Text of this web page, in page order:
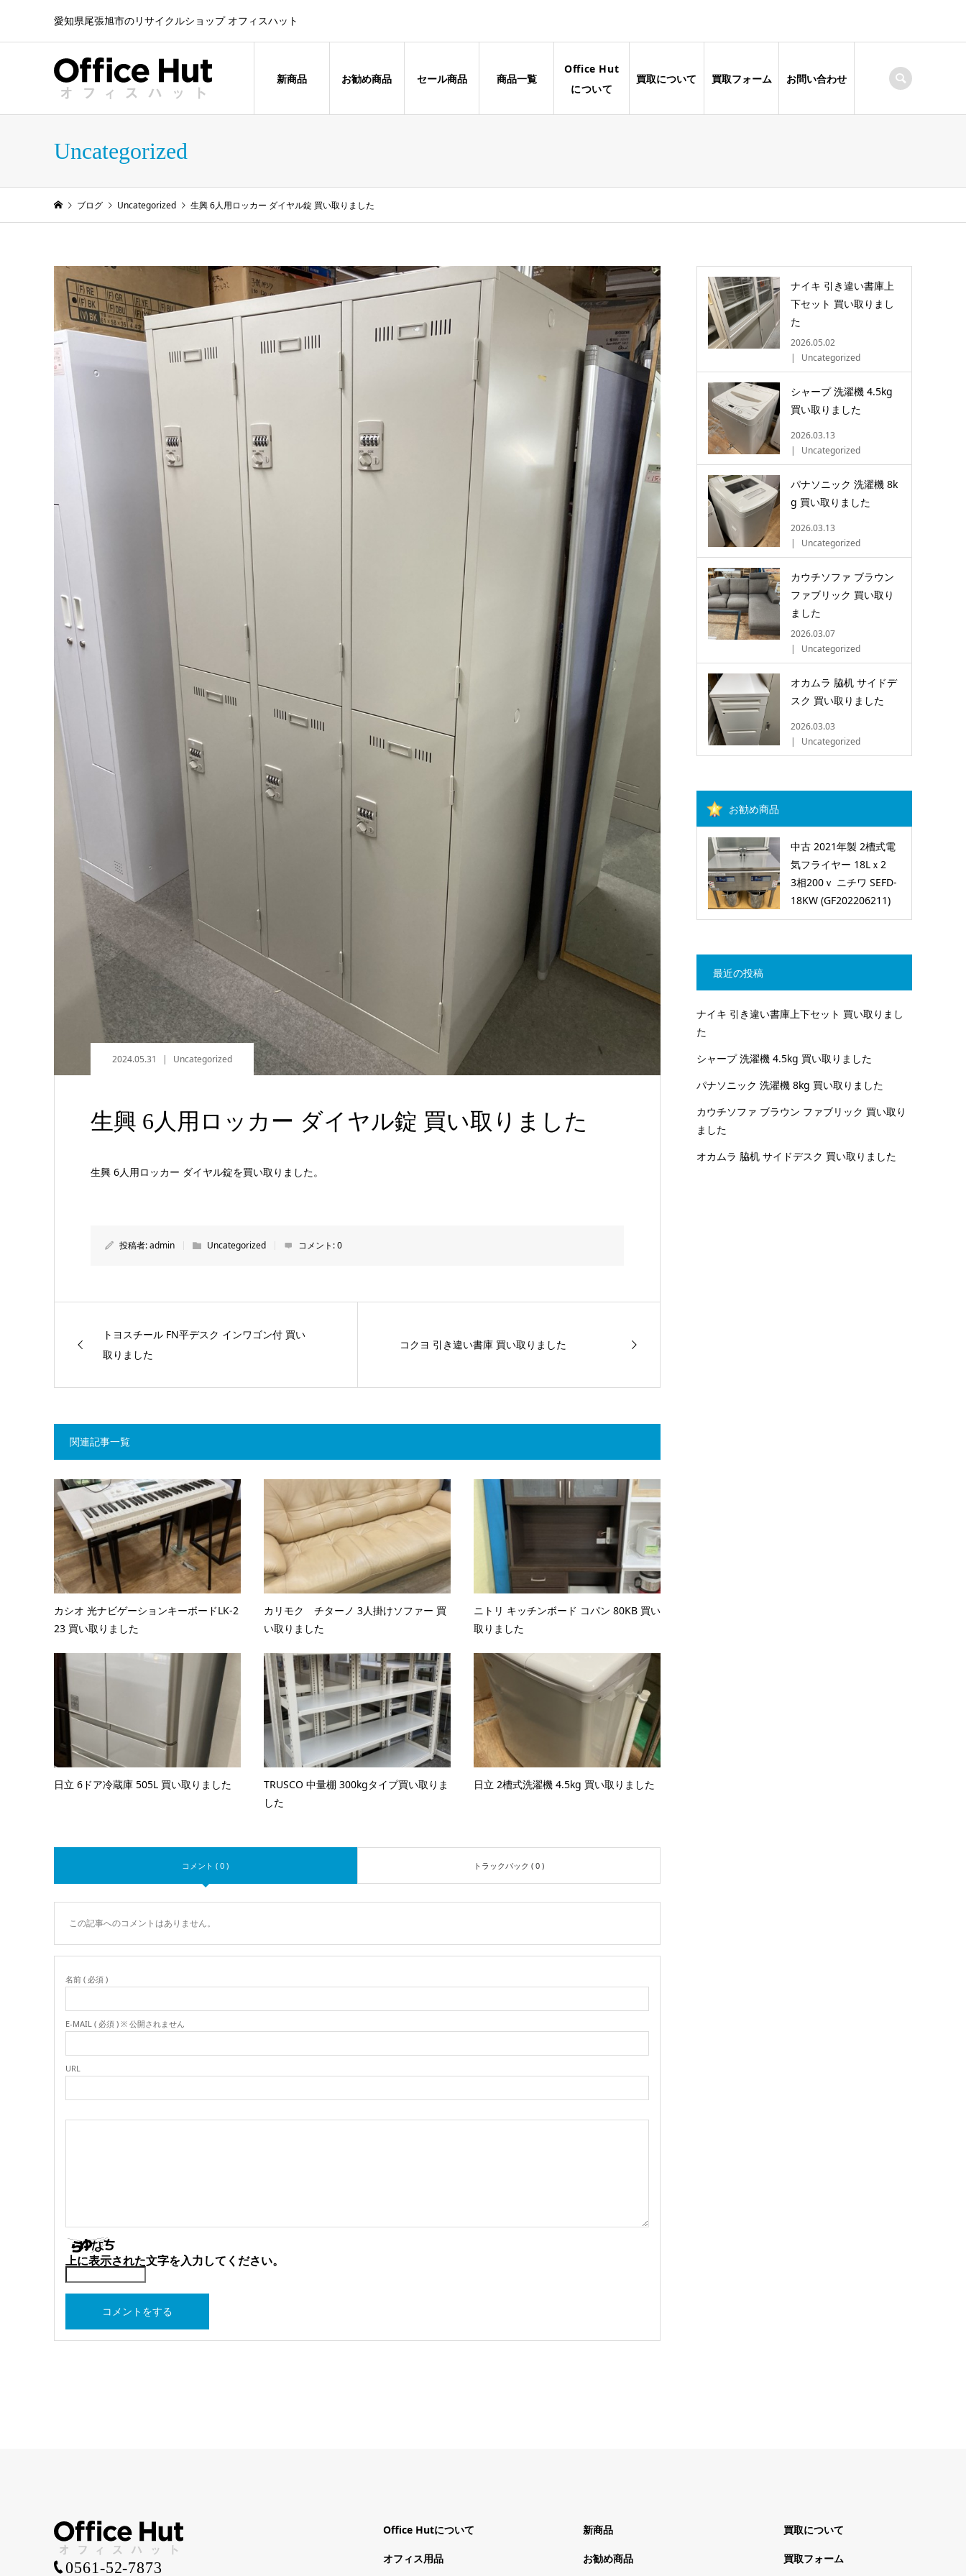
愛知県尾張旭市のリサイクルショップ オフィスハット
新商品 お勧め商品 セール商品 商品一覧
Office Hut
について
買取について 買取フォーム お問い合わせ
Uncategorized
ブログ Uncategorized 生興 6人用ロッカー ダイヤル錠 買い取りました
2024.05.31 Uncategorized
生興 6人用ロッカー ダイヤル錠 買い取りました
生興 6人用ロッカー ダイヤル錠を買い取りました。
投稿者:admin Uncategorized コメント:0
トヨスチール FN平デスク インワゴン付 買い
取りました
コクヨ 引き違い書庫 買い取りました
関連記事一覧
カシオ 光ナビゲーションキーボードLK-2
23 買い取りました
カリモク チターノ 3人掛けソファー 買
い取りました
ニトリ キッチンボード コパン 80KB 買い
取りました
日立 6ドア冷蔵庫 505L 買い取りました
TRUSCO 中量棚 300kgタイプ買い取りま
した
日立 2槽式洗濯機 4.5kg 買い取りました
コメント ( 0 ) トラックバック ( 0 )
この記事へのコメントはありません。
名前 ( 必須 )
E-MAIL ( 必須 ) ※ 公開されません
URL
上に表示された文字を入力してください。
ナイキ 引き違い書庫上
下セット 買い取りまし
た
2026.05.02
Uncategorized
シャープ 洗濯機 4.5kg
買い取りました
2026.03.13
Uncategorized
パナソニック 洗濯機 8k
g 買い取りました
2026.03.13
Uncategorized
カウチソファ ブラウン
ファブリック 買い取り
ました
2026.03.07
Uncategorized
オカムラ 脇机 サイドデ
スク 買い取りました
2026.03.03
Uncategorized
お勧め商品
中古 2021年製 2槽式電
気フライヤー 18Lｘ2
3相200ｖ ニチワ SEFD-
18KW (GF202206211)
最近の投稿
ナイキ 引き違い書庫上下セット 買い取りまし
た
シャープ 洗濯機 4.5kg 買い取りました
パナソニック 洗濯機 8kg 買い取りました
カウチソファ ブラウン ファブリック 買い取り
ました
オカムラ 脇机 サイドデスク 買い取りました
Office Hutについて
オフィス用品
新商品
お勧め商品
買取について
買取フォーム